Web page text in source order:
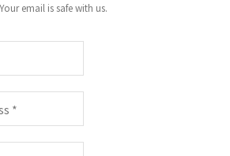
Your email is safe with us.